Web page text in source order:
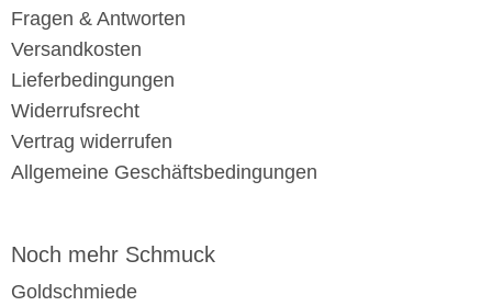
Fragen & Antworten
Versandkosten
Lieferbedingungen
Widerrufsrecht
Vertrag widerrufen
Allgemeine Geschäftsbedingungen
Noch mehr Schmuck
Goldschmiede